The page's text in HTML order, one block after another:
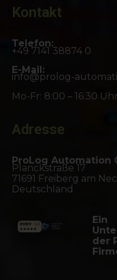
Kontakt
Telefon:
+49 7141 38874 0
E-Mail:
info@prolog-
Mo-Fr: 8:00 – 16:30 Uhr
Adresse
ProLog Automation
Planckstraße 17
71691 Freiberg am
Deutschland
Ein
der